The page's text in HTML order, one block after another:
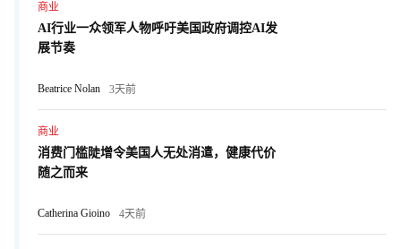
商业
AI行业一众领军人物呼吁美国政府调控AI发
展节奏
Beatrice Nolan 3天前
商业
消费门槛陡增令美国人无处消遣，健康代价
随之而来
Catherina Gioino 4天前